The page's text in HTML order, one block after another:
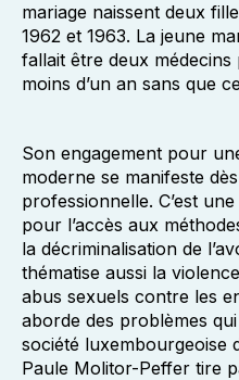
mariage naissent deux
1962 et 1963. La jeune
fallait être deux
moins d’un an sans que
Son engagement pour
moderne se manifeste
professionnelle. C’est
pour l’accès aux
la décriminalisation de
thématise aussi la
abus sexuels contre les
aborde des problèmes
société luxembourgeoise
Paule Molitor-Peffer tire